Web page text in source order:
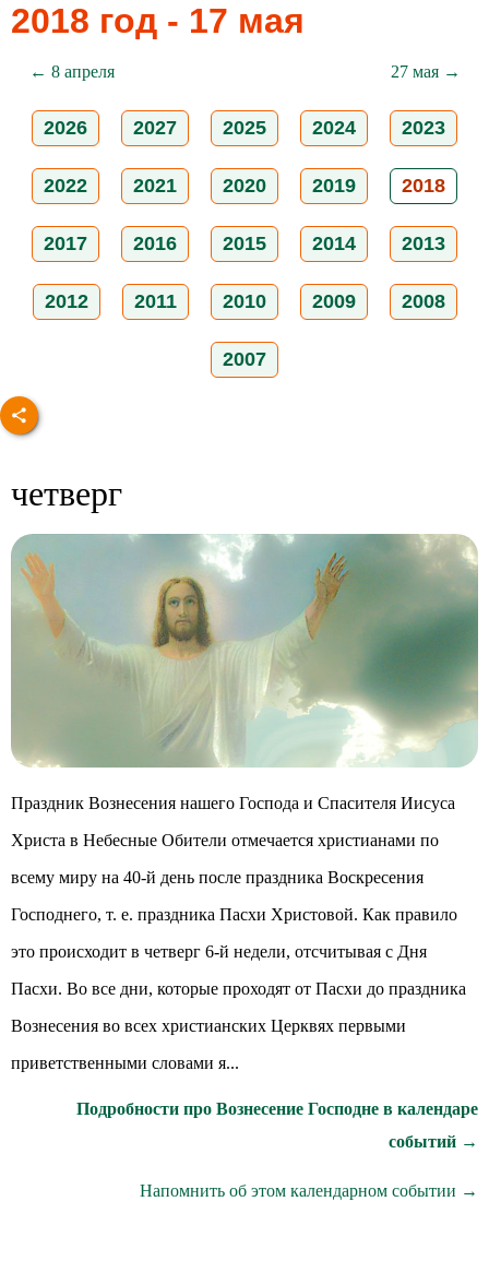
2018 год - 17 мая
← 8 апреля 27 мая →
2026 2027 2025 2024 2023
2022 2021 2020 2019 2018
2017 2016 2015 2014 2013
2012 2011 2010 2009 2008
2007
четверг
Праздник Вознесения нашего Господа и Спасителя Иисуса
Христа в Небесные Обители отмечается христианами по
всему миру на 40-й день после праздника Воскресения
Господнего, т. е. праздника Пасхи Христовой. Как правило
это происходит в четверг 6-й недели, отсчитывая с Дня
Пасхи. Во все дни, которые проходят от Пасхи до праздника
Вознесения во всех христианских Церквях первыми
приветственными словами я...
Подробности про Вознесение Господне в календаре
событий →
Напомнить об этом календарном событии →